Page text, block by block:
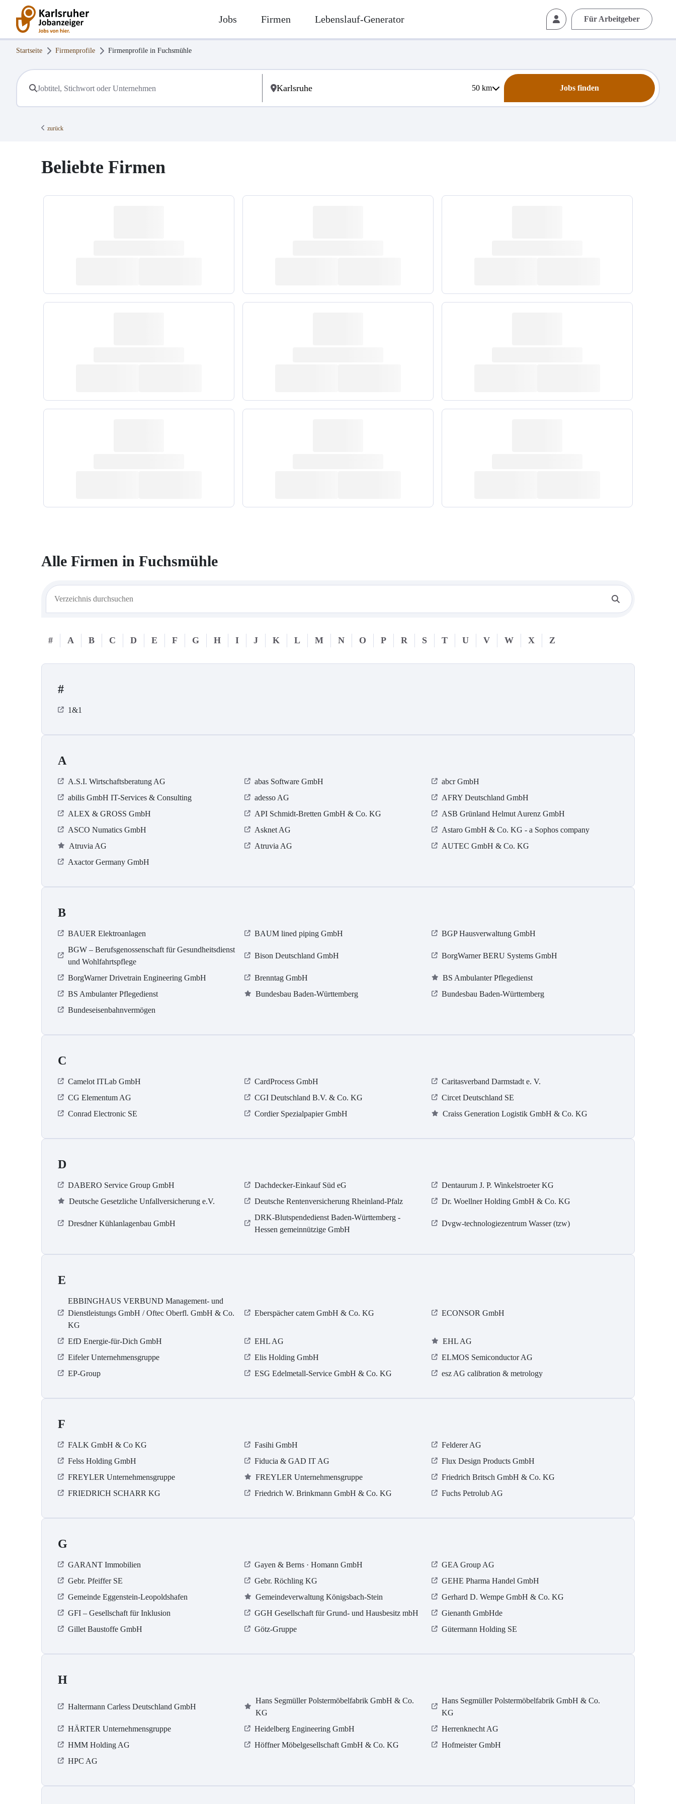
Jobs Firmen Lebenslauf-Generator Für Arbeitgeber
Startseite Firmenprofile Firmenprofile in Fuchsmühle
50km Jobs finden
zurück
Beliebte Firmen
Alle Firmen in Fuchsmühle
# A B C D E F G H I J K L M N O P R S T U V W X Z
#
1&1
A
A.S.I. Wirtschaftsberatung AG abas Software GmbH
abcr GmbH
abilis GmbH IT-Services & Consulting
adesso AG
AFRY Deutschland GmbH
ALEX & GROSS GmbH
API Schmidt-Bretten GmbH & Co. KG
ASB Grün­land Helmut Au­renz GmbH
ASCO Numatics GmbH
Asknet AG
Astaro GmbH & Co. KG - a Sophos company
Atruvia AG
Atruvia AG
AUTEC GmbH & Co. KG
Axactor Germany GmbH
B
BAUER Elektroanlagen BAUM lined piping GmbH
BGP Hausverwaltung GmbH
BGW – Berufsgenossenschaft für Gesundheitsdienst
und Wohlfahrtspflege
Bison Deutschland GmbH BorgWarner BERU Systems GmbH
BorgWarner Drivetrain Engineering GmbH Brenntag GmbH
BS Ambulanter Pflegedienst
BS Ambulanter Pflegedienst
Bundesbau Baden-Württemberg
Bundesbau Baden-Württemberg
Bundeseisenbahnvermögen
C
Camelot ITLab GmbH CardProcess GmbH
Caritasverband Darmstadt e. V.
CG Elementum AG
CGI Deutschland B.V. & Co. KG
Circet Deutschland SE
Conrad Electronic SE
Cordier Spezialpapier GmbH Craiss Generation Logistik GmbH & Co. KG
D
DABERO Service Group GmbH Dachdecker-Einkauf Süd eG
Dentaurum J. P. Winkelstroeter KG
Deutsche Gesetzliche Unfallversicherung e.V.
Deutsche Rentenversicherung Rheinland-Pfalz Dr. Woellner Holding GmbH & Co. KG
Dresdner Kühlanlagenbau GmbH
DRK-Blutspendedienst Baden-Württemberg -
Hessen gemeinnützige GmbH
Dvgw-technologiezentrum Wasser (tzw)
E
EBBINGHAUS VERBUND Management- und
Dienstleistungs GmbH / Oftec Oberfl. GmbH & Co.
KG
Eberspächer catem GmbH & Co. KG ECONSOR GmbH
EfD Energie-für-Dich GmbH EHL AG
EHL AG
Eifeler Unternehmensgruppe
Elis Holding GmbH
ELMOS Semiconductor AG
EP-Group
ESG Edelmetall-Service GmbH & Co. KG esz AG calibration & metrology
F
FALK GmbH & Co KG Fasihi GmbH
Felderer AG
Felss Holding GmbH
Fiducia & GAD IT AG
Flux Design Products GmbH
FREYLER Unternehmensgruppe
FREYLER Unternehmensgruppe
Friedrich Britsch GmbH & Co. KG
FRIEDRICH SCHARR KG
Friedrich W. Brinkmann GmbH & Co. KG Fuchs Petrolub AG
G
GARANT Immobilien Gayen & Berns · Homann GmbH
GEA Group AG
Gebr. Pfeiffer SE
Gebr. Röchling KG
GEHE Pharma Handel GmbH
Gemeinde Eggenstein-Leopoldshafen
Gemeindeverwaltung Königsbach-Stein
Gerhard D. Wempe GmbH & Co. KG
GFI – Gesellschaft für Inklusion
GGH Gesellschaft für Grund- und Hausbesitz mbH
Gienanth GmbHde
Gillet Baustoffe GmbH
Götz-Gruppe Gütermann Holding SE
H
Haltermann Carless Deutschland GmbH
Hans Segmüller Polstermöbelfabrik GmbH & Co.
KG
Hans Segmüller Polstermöbelfabrik GmbH & Co.
KG
HÄRTER Unternehmensgruppe
Heidelberg Engineering GmbH
Herrenknecht AG
HMM Holding AG
Höffner Möbelgesellschaft GmbH & Co. KG
Hofmeister GmbH
HPC AG